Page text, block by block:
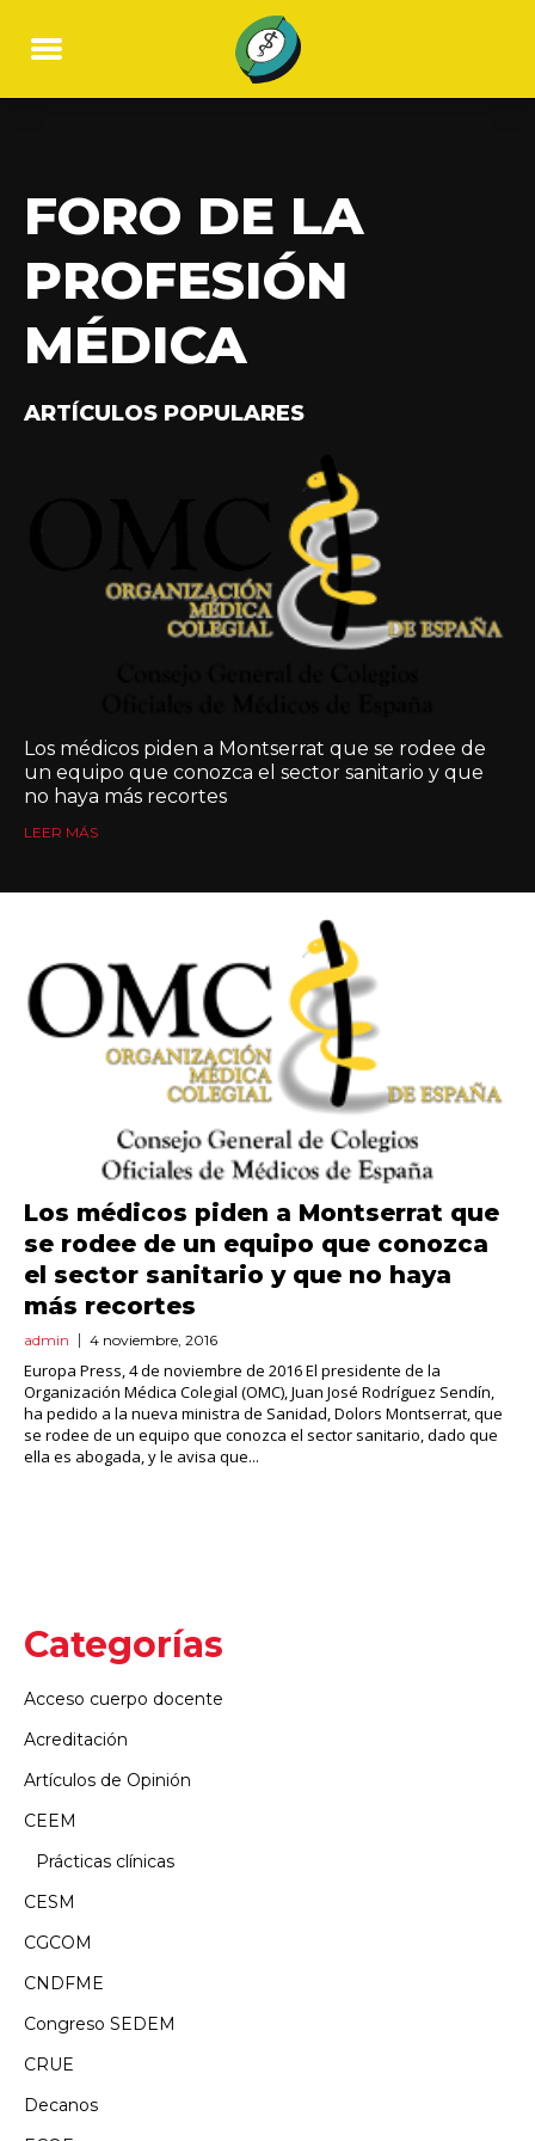
FORO DE LA
PROFESIÓN
MÉDICA
ARTÍCULOS POPULARES
Los médicos piden a Montserrat que se rodee de
un equipo que conozca el sector sanitario y que
no haya más recortes
LEER MÁS
Los médicos piden a Montserrat que
se rodee de un equipo que conozca
el sector sanitario y que no haya
más recortes
admin 4 noviembre, 2016
Europa Press, 4 de noviembre de 2016 El presidente de la
Organización Médica Colegial (OMC), Juan José Rodríguez Sendín,
ha pedido a la nueva ministra de Sanidad, Dolors Montserrat, que
se rodee de un equipo que conozca el sector sanitario, dado que
ella es abogada, y le avisa que...
Categorías
Acceso cuerpo docente
Acreditación
Artículos de Opinión
CEEM
Prácticas clínicas
CESM
CGCOM
CNDFME
Congreso SEDEM
CRUE
Decanos